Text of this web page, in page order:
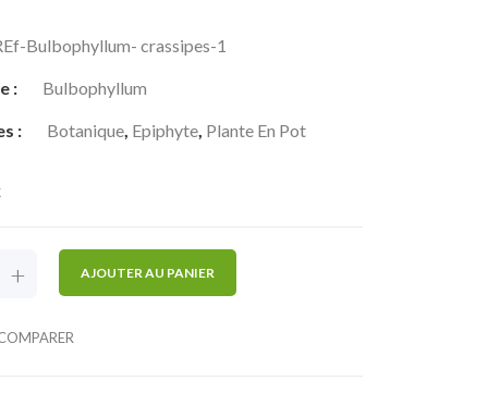
Bulbophyllum- crassipes-1
: Bulbophyllum
: Botanique, Epiphyte, Plante En Pot
+ AJOUTER AU PANIER